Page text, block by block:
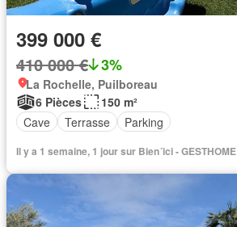
399 000 €
410 000 € 3%
La Rochelle, Puilboreau
6 Pièces
150 m²
Cave
Terrasse Parking
Il y a 1 semaine, 1 jour sur Bien´ici - GESTHOME